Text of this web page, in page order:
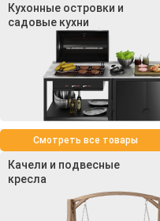
Кухонные островки и
садовые кухни
Смотреть все товары
Качели и подвесные
кресла